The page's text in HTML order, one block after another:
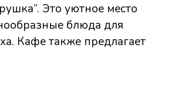
Это уютное место
блюда для
Кафе также предлагает